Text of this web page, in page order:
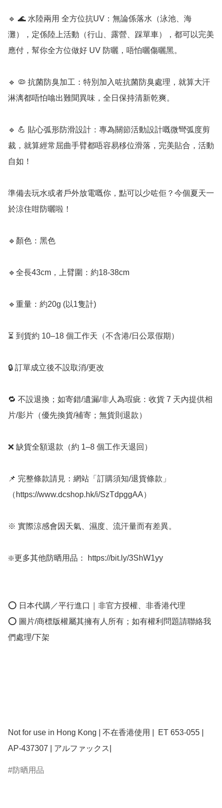
🔹 🌊 水陸兩用 全方位抗UV：無論係落水（泳池、海
灘），定係陸上活動（行山、露營、踩單車），都可以完美
應付，幫你全方位做好 UV 防曬，唔怕曬傷曬黑。
🔹 🦠 抗菌防臭加工：特別加入咗抗菌防臭處理，就算大汗
淋漓都唔怕噏出難聞異味，全日保持清新乾爽。
🔹 💪 貼心弧形防滑設計：專為關節活動設計嘅微彎弧度剪
裁，就算經常屈曲手臂都唔容易移位滑落，完美貼合，活動
自如！
準備去玩水或者戶外放電嘅你，點可以少咗佢？今個夏天一
於涼住咁防曬啦！
🔹顏色：黑色
🔹全長43cm，上臂圍：約18-38cm
🔹重量：約20g (以1隻計)
⏳ 到貨約 10–18 個工作天（不含港/日公眾假期）
🔒 訂單成立後不設取消/更改
🔁 不設退換；如寄錯/遺漏/非人為瑕疵：收貨 7 天內提供相
片/影片（優先換貨/補寄；無貨則退款）
❌ 缺貨全額退款（約 1–8 個工作天退回）
📌 完整條款請見：網站「訂購須知/退貨條款」
（https://www.dcshop.hk/i/SzTdpggAA）
※ 實際涼感會因天氣、濕度、流汗量而有差異。
❇️更多其他防晒用品： https://bit.ly/3ShW1yy
⭕ 日本代購／平行進口｜非官方授權、非香港代理
⭕ 圖片/商標版權屬其擁有人所有；如有權利問題請聯絡我
們處理/下架
Not for use in Hong Kong | 不在香港使用 |  ET 653-055 |
AP-437307 | アルファックス|
防晒用品